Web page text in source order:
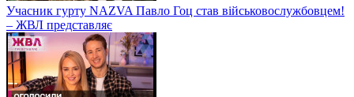
Учасник гурту NAZVA Павло Гоц став військовослужбовцем!
– ЖВЛ представляє